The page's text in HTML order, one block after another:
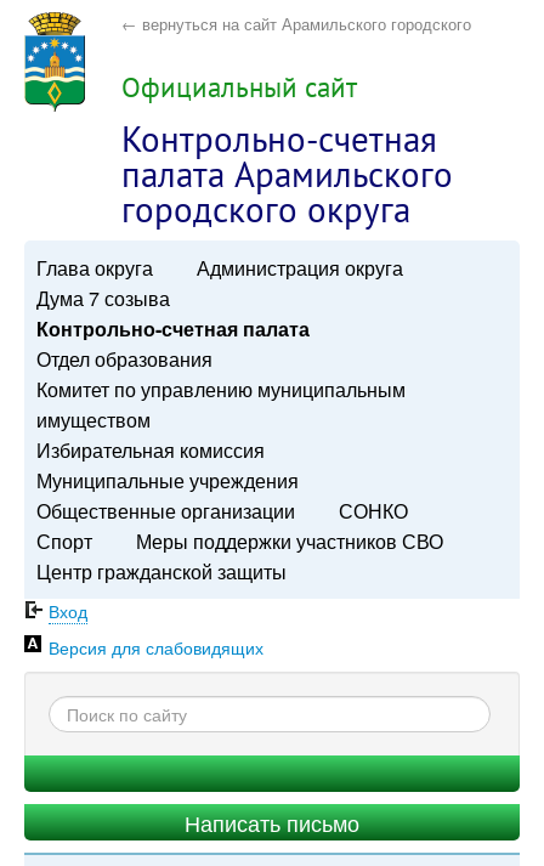
← вернуться на сайт Арамильского городского
округа
Официальный сайт
Контрольно-счетная
палата Арамильского
городского округа
Глава округа
Администрация округа
Дума 7 созыва
Контрольно-счетная палата
Отдел образования
Комитет по управлению муниципальным
имуществом
Избирательная комиссия
Муниципальные учреждения
Общественные организации
СОНКО
Спорт
Меры поддержки участников СВО
Центр гражданской защиты
Вход
Версия для слабовидящих
Написать письмо